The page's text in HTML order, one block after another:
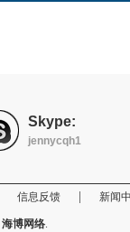
Skype:
jennycqh1
信息反馈 新闻
海博网络.